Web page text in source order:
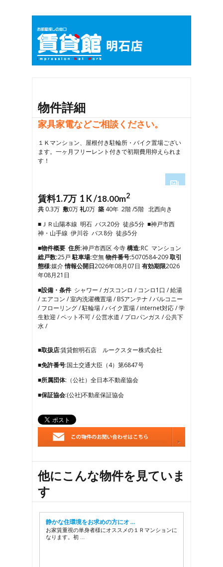
物件詳細
家具家電などご相談ください。
１Ｋマンション、屋根付き駐輪所・バイク置場ござい
ます。一ヶ月フリーレント付きで初期費用抑えられま
す！
4
7
8
11
12
13
14
27
29
賃料1.7万 1 K /18.00m2
共 0.3万 敷0万礼0万 築 40年 2階 /5階 北西向き
■ＪＲ山陽本線 明石 バス20分 徒歩5分 ■神戸市西
神・山手線 伊川谷 バス8分 徒歩5分
■物件概要 住所:神戸市西区 今寺構造:RC マンション
総戸数:25戸駐車場:空無物件番号:5070584-209取引
態様:媒介情報公開日2026年08月07日 有効期限2026
年08月21日
■設備・条件 シャワー / ガスコンロ / コンロ1口 / 給湯
/ エアコン / 室内洗濯機置場 / BSアンテナ / バルコニー
/ フローリング / 駐輪場 / バイク置場 / internet対応 / 学
生歓迎 / ペット不可 / 公営水道 / プロパンガス / 公共下
水 /
■取扱店:賃貸館明石店 ルークスター株式会社
■免許番号:国土交通大臣（4）第6847号
■所属団体:（公社）全日本不動産協会
■保証協会:(公社)不動産保証協会
他にこんな物件を見ていま
す
静かな住環境をお求めの方にオ …
お家賃重視の単身者様にオススメの１Ｒマンションに
なります。初 …